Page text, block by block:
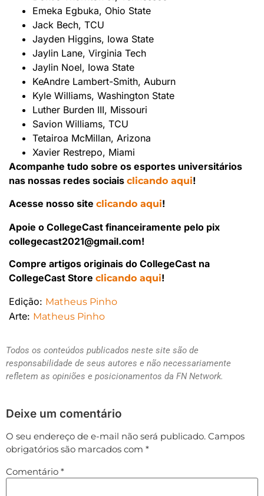
Emeka Egbuka, Ohio State
Jack Bech, TCU
Jayden Higgins, Iowa State
Jaylin Lane, Virginia Tech
Jaylin Noel, Iowa State
KeAndre Lambert-Smith, Auburn
Kyle Williams, Washington State
Luther Burden III, Missouri
Savion Williams, TCU
Tetairoa McMillan, Arizona
Xavier Restrepo, Miami
Acompanhe tudo sobre os esportes universitários
nas nossas redes sociais clicando aqui!
Acesse nosso site clicando aqui!
Apoie o CollegeCast financeiramente pelo pix
collegecast2021@gmail.com!
Compre artigos originais do CollegeCast na
CollegeCast Store clicando aqui!
Edição: Matheus Pinho
Arte: Matheus Pinho
Todos os conteúdos publicados neste site são de
responsabilidade de seus autores e não necessariamente
refletem as opiniões e posicionamentos da FN Network.
Deixe um comentário
O seu endereço de e-mail não será publicado. Campos
obrigatórios são marcados com *
Comentário *